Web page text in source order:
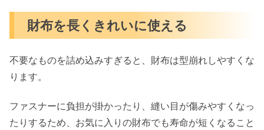
財布を長くきれいに使える
不要なものを詰め込みすぎると、財布は型崩れしやすくな
ります。
ファスナーに負担が掛かったり、縫い目が傷みやすくなっ
たりするため、お気に入りの財布でも寿命が短くなること